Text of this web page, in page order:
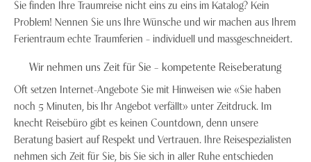
Sie finden Ihre Traumreise nicht eins zu eins im Katalog? Kein
Problem! Nennen Sie uns Ihre Wünsche und wir machen aus Ihrem
Ferientraum echte Traumferien – individuell und massgeschneidert.
Wir nehmen uns Zeit für Sie – kompetente Reiseberatung
Oft setzen Internet-Angebote Sie mit Hinweisen wie «Sie haben
noch 5 Minuten, bis Ihr Angebot verfällt» unter Zeitdruck. Im
knecht Reisebüro gibt es keinen Countdown, denn unsere
Beratung basiert auf Respekt und Vertrauen. Ihre Reisespezialisten
nehmen sich Zeit für Sie, bis Sie sich in aller Ruhe entschieden